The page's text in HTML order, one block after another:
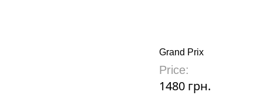
Grand Prix
Price:
1480 грн.